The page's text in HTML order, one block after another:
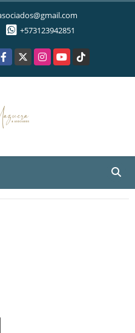
+573123942851
Facebook
X InstagramYouTubeTikTok